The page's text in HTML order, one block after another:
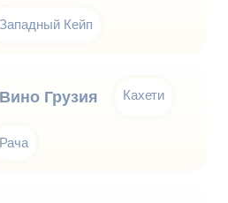
Западный Кейп
Вино Грузия Кахети
Рача